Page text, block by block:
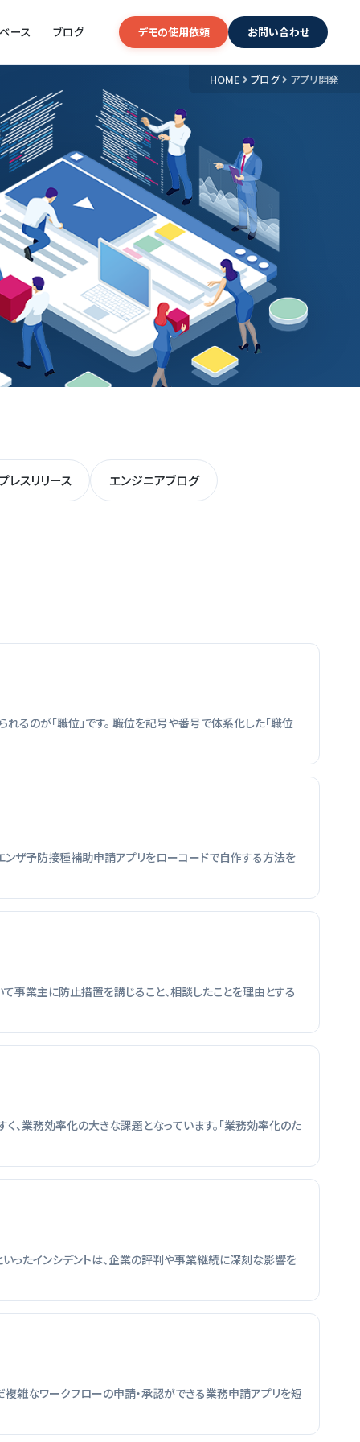
ース ブログ デモの使用依頼 お問い合わせ
HOME ブログ アプリ開発
レスリリース エンジニアブログ
るのが「職位」です。 職位を記号や番号で体系化した「職位
ンザ予防接種補助申請アプリをローコードで自作する方法を
事業主に防止措置を講じること、相談したことを理由とする
、業務効率化の大きな課題となっています。「業務効率化のた
ったインシデントは、企業の評判や事業継続に深刻な影響を
雑なワークフローの申請・承認ができる業務申請アプリを短